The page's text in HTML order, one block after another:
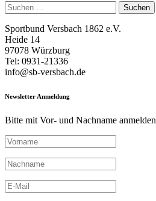
Suchen
nach:
Sportbund Versbach 1862 e.V.
Heide 14
97078 Würzburg
Tel: 0931-21336
info@sb-versbach.de
Newsletter Anmeldung
Bitte mit Vor- und Nachname anmelden